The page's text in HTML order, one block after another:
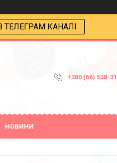
ТЕЛЕГРАМ КАНАЛІ
+380 (66) 538-
НОВИНИ